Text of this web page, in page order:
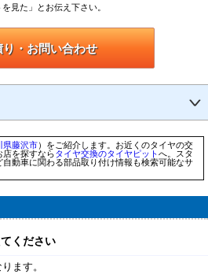
見た」とお伝え下さい。
り・お問い合わせ
県藤沢市）をご紹介します。お近くのタイヤの交
店を探すならタイヤ交換のタイヤピットへ。スタ
動車に関わる部品取り付け情報も検索可能なサ
ください
ます。